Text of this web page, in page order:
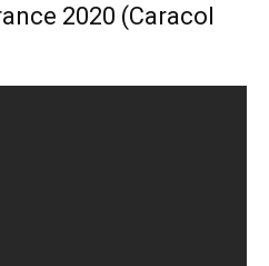
2020 (Caracol